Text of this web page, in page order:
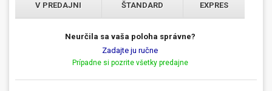
V PREDAJNI ŠTANDARD EXPRES
Neurčila sa vaša poloha správne?
Zadajte ju ručne
Prípadne si pozrite všetky predajne